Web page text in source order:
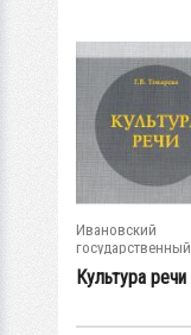
Ивановский
государственный
энергетический...
Культура речи